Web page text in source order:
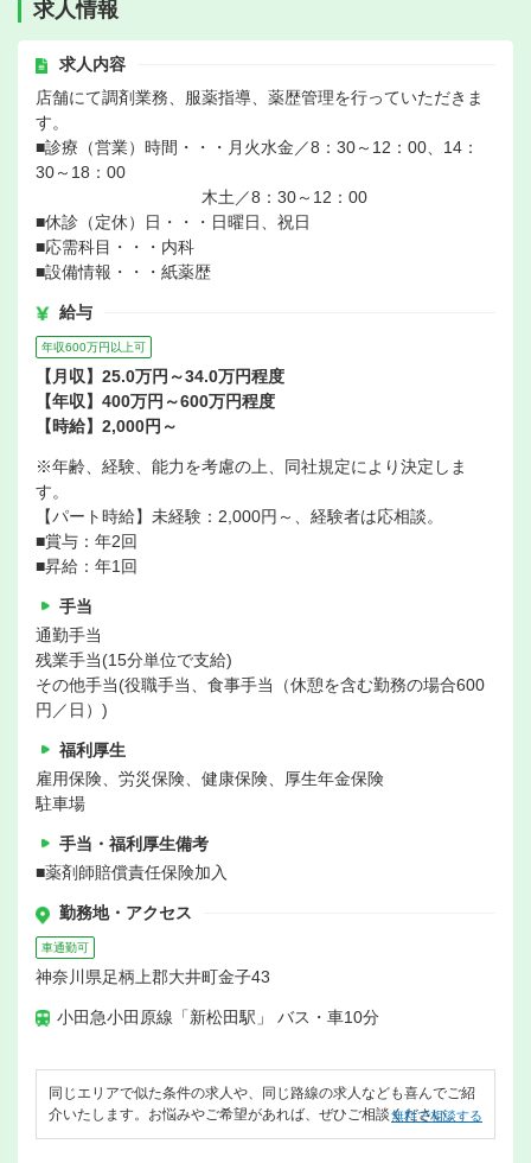
求人情報
求人内容
店舗にて調剤業務、服薬指導、薬歴管理を行っていただきま
す。
■診療（営業）時間・・・月火水金／8：30～12：00、14：
30～18：00
木土／8：30～12：00
■休診（定休）日・・・日曜日、祝日
■応需科目・・・内科
■設備情報・・・紙薬歴
給与
年収600万円以上可
【月収】25.0万円～34.0万円程度
【年収】400万円～600万円程度
【時給】2,000円～
※年齢、経験、能力を考慮の上、同社規定により決定しま
す。
【パート時給】未経験：2,000円～、経験者は応相談。
■賞与：年2回
■昇給：年1回
手当
通勤手当
残業手当(15分単位で支給)
その他手当(役職手当、食事手当（休憩を含む勤務の場合600
円／日）)
福利厚生
雇用保険、労災保険、健康保険、厚生年金保険
駐車場
手当・福利厚生備考
■薬剤師賠償責任保険加入
勤務地・アクセス
車通勤可
神奈川県足柄上郡大井町金子43
小田急小田原線「新松田駅」 バス・車10分
同じエリアで似た条件の求人や、同じ路線の求人なども喜んでご紹
介いたします。お悩みやご希望があれば、ぜひご相談ください。
無料で相談する